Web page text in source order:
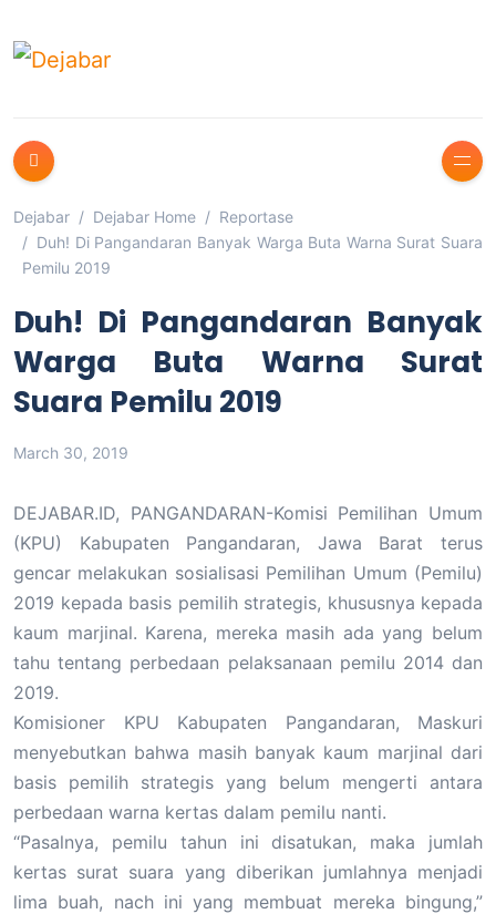
Dejabar Dejabar Home
Reportase
Duh! Di Pangandaran Banyak Warga Buta Warna Surat Suara
Pemilu 2019
Duh! Di Pangandaran Banyak
Warga Buta Warna Surat
Suara Pemilu 2019
March 30, 2019
DEJABAR.ID, PANGANDARAN-Komisi Pemilihan Umum
(KPU) Kabupaten Pangandaran, Jawa Barat terus
gencar melakukan sosialisasi Pemilihan Umum (Pemilu)
2019 kepada basis pemilih strategis, khususnya kepada
kaum marjinal. Karena, mereka masih ada yang belum
tahu tentang perbedaan pelaksanaan pemilu 2014 dan
2019.
Komisioner KPU Kabupaten Pangandaran, Maskuri
menyebutkan bahwa masih banyak kaum marjinal dari
basis pemilih strategis yang belum mengerti antara
perbedaan warna kertas dalam pemilu nanti.
“Pasalnya, pemilu tahun ini disatukan, maka jumlah
kertas surat suara yang diberikan jumlahnya menjadi
lima buah, nach ini yang membuat mereka bingung,”